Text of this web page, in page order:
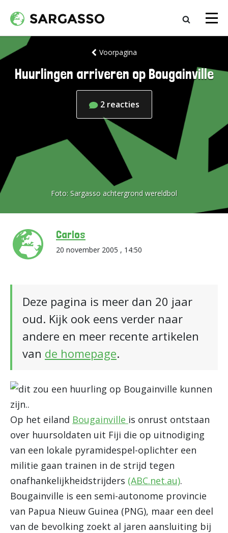
Voorpagina
Huurlingen arriveren op Bougainville
2 reacties
Foto: Sargasso achtergrond wereldbol
Carlos
20 november 2005 , 14:50
Deze pagina is meer dan 20 jaar
oud. Kijk ook eens verder naar
andere en meer recente artikelen
van de homepage.
Op het eiland Bougainville is onrust ontstaan
over huursoldaten uit Fiji die op uitnodiging
van een lokale pyramidespel-oplichter een
militie gaan trainen in de strijd tegen
onafhankelijkheidstrijders (ABC.net.au).
Bougainville is een semi-autonome provincie
van Papua Nieuw Guinea (PNG), maar een deel
van de bevolking zoekt al jaren aansluiting bij